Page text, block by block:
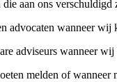
aan ons
advocaten wanneer
adviseurs wanneer
melden of wanneer